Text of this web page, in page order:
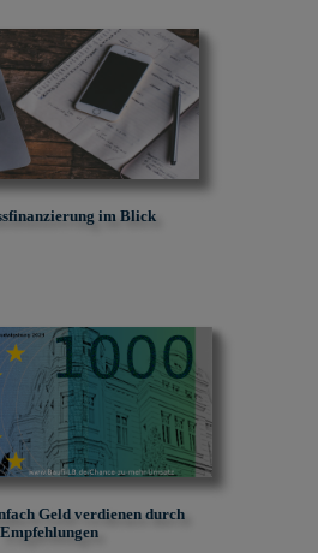
im Blick
Geld verdienen durch
Empfehlungen